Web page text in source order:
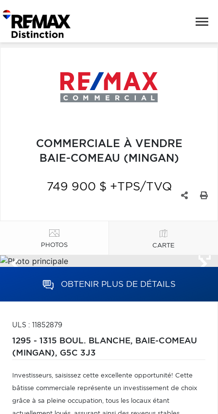
COMMERCIALE À VENDRE
BAIE-COMEAU (MINGAN)
749 900 $ +TPS/TVQ
PHOTOS CARTE
OBTENIR PLUS DE DÉTAILS
ULS : 11852879
1295 - 1315 BOUL. BLANCHE, BAIE-COMEAU
(MINGAN), G5C 3J3
Investisseurs, saisissez cette excellente opportunité! Cette
bâtisse commerciale représente un investissement de choix
grâce à sa pleine occupation, tous les locaux étant